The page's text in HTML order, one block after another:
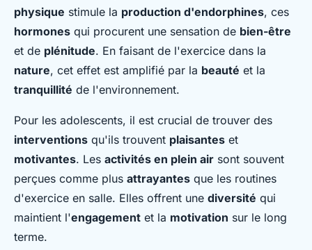
physique stimule la production d'endorphines, ces
hormones qui procurent une sensation de bien-être
et de plénitude. En faisant de l'exercice dans la
nature, cet effet est amplifié par la beauté et la
tranquillité de l'environnement.
Pour les adolescents, il est crucial de trouver des
interventions qu'ils trouvent plaisantes et
motivantes. Les activités en plein air sont souvent
perçues comme plus attrayantes que les routines
d'exercice en salle. Elles offrent une diversité qui
maintient l'engagement et la motivation sur le long
terme.